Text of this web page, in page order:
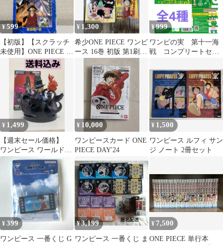
¥599
【初版】【スクラッチ
未使用】ONE PIECE 10
¥ 1,300
希少ONE PIECE ワンピ
ース 16巻 初版 第1刷発
¥999
ワンピの実 第十一海
戦 コンプリートセッ
¥ 1,499
【週末セール価格】
ワンピース ワールドコ
レクタブルフィギュア
サボ
¥ 10,000
ワンピースカード ONE
PIECE DAY'24
¥ 1,500
ワンピース ルフィ サン
ジ ノート 2冊セット
¥399
ワンピース 一番くじ G
¥3,199
ワンピース 一番くじ ま
¥ 7,500
ONE PIECE 単行本